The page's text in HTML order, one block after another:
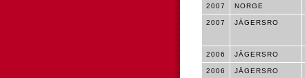
2007 NORGE
2007 JÄGERSRO
2006 JÄGERSRO
2006 JÄGERSRO